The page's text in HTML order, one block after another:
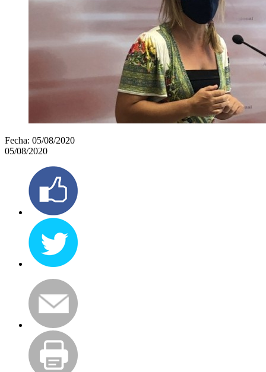
Fecha: 05/08/2020
05/08/2020